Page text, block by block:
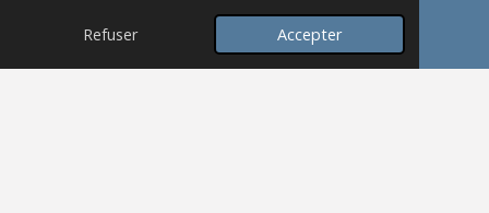
Refuser Accepter
E-mail Instagram